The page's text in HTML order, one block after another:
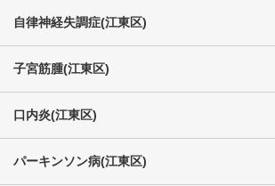
自律神経失調症(江東区)
子宮筋腫(江東区)
口内炎(江東区)
パーキンソン病(江東区)